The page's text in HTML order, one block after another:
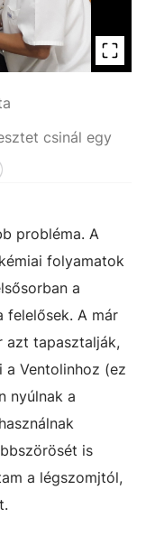
csinál egy
probléma. A
folyamatok
a
felelősek. A már
azt tapasztalják,
a Ventolinhoz (ez
nyúlnak a
is
a légszomjtól,